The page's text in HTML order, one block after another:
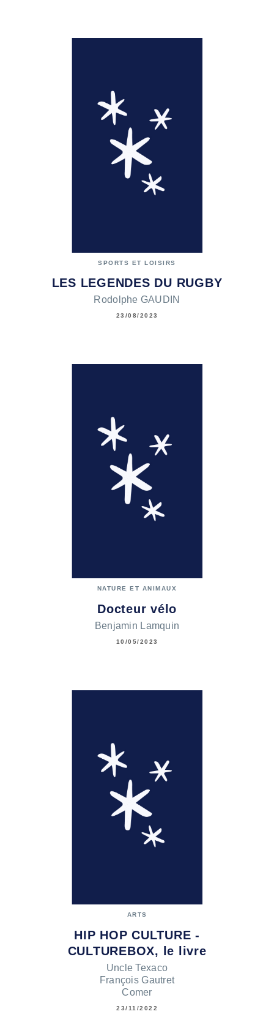
SPORTS ET LOISIRS
LES LEGENDES DU RUGBY
Rodolphe GAUDIN
23/08/2023
NATURE ET ANIMAUX
Docteur vélo
Benjamin Lamquin
10/05/2023
ARTS
HIP HOP CULTURE -
CULTUREBOX, le livre
Uncle Texaco
François Gautret
Comer
23/11/2022